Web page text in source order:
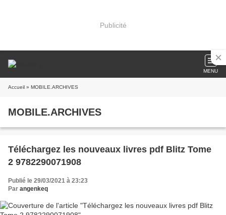
Publicité
MENU
Accueil » MOBILE.ARCHIVES
MOBILE.ARCHIVES
Téléchargez les nouveaux livres pdf Blitz Tome
2 9782290071908
Publié le 29/03/2021 à 23:23
Par angenkeq